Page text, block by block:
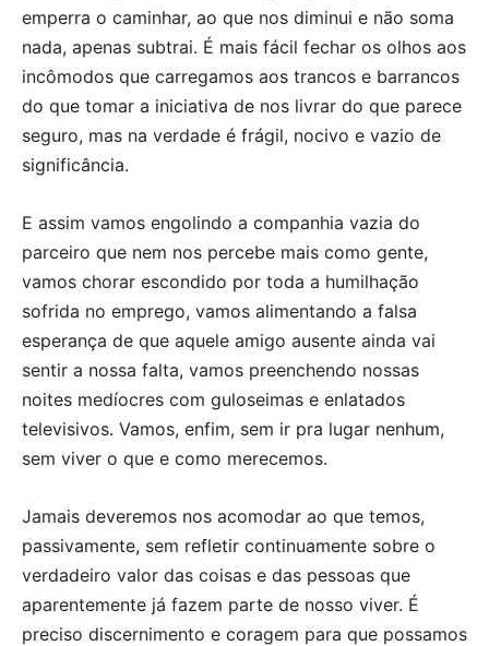
emperra o caminhar, ao que nos diminui e não soma
nada, apenas subtrai. É mais fácil fechar os olhos aos
incômodos que carregamos aos trancos e barrancos
do que tomar a iniciativa de nos livrar do que parece
seguro, mas na verdade é frágil, nocivo e vazio de
significância.
E assim vamos engolindo a companhia vazia do
parceiro que nem nos percebe mais como gente,
vamos chorar escondido por toda a humilhação
sofrida no emprego, vamos alimentando a falsa
esperança de que aquele amigo ausente ainda vai
sentir a nossa falta, vamos preenchendo nossas
noites medíocres com guloseimas e enlatados
televisivos. Vamos, enfim, sem ir pra lugar nenhum,
sem viver o que e como merecemos.
Jamais deveremos nos acomodar ao que temos,
passivamente, sem refletir continuamente sobre o
verdadeiro valor das coisas e das pessoas que
aparentemente já fazem parte de nosso viver. É
preciso discernimento e coragem para que possamos